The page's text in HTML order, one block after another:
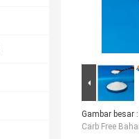
Gambar besar :
Carb Free